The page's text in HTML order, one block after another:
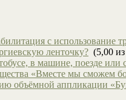
с использование
ленточку? (5,00
в машине, поезде или
«Вместе мы сможем
объёмной аппликации